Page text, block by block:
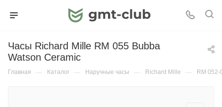
Часы Richard Mille RM 055 Bubba
Watson Ceramic
Главная — Каталог — Наручные часы — Richard Mille — RM 052-